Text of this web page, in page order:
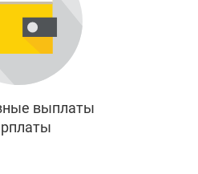
выплаты